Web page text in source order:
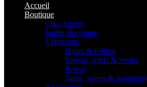
Accueil
Boutique
Ciao Amore
Jardin électrique
Vêtements
Hauts & t-shirts
Sweats, gilets & vestes
Robes
Jupes, shorts & pantalons